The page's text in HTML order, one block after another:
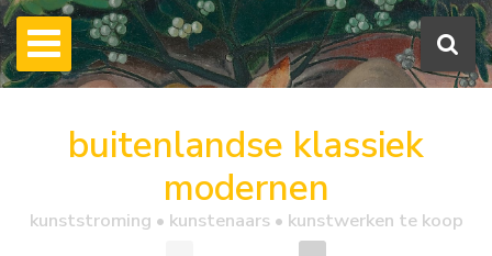
buitenlandse klassiek
modernen
kunststroming • kunstenaars • kunstwerken te koop